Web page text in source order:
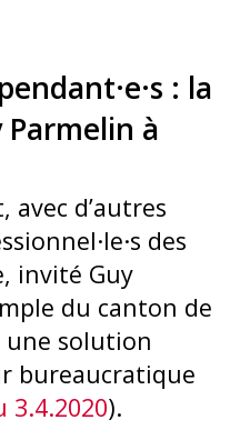
: la
Parmelin à
avec d’autres
des
invité Guy
du canton de
une solution
bureaucratique
).